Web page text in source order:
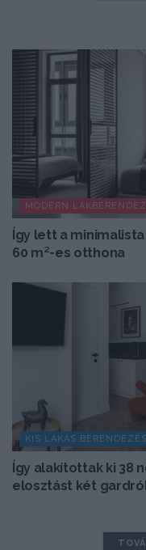
MODERN
Így lett a
60 m²-es otthona
KIS LAKÁS
Így alakítottak ki 38
elosztást két